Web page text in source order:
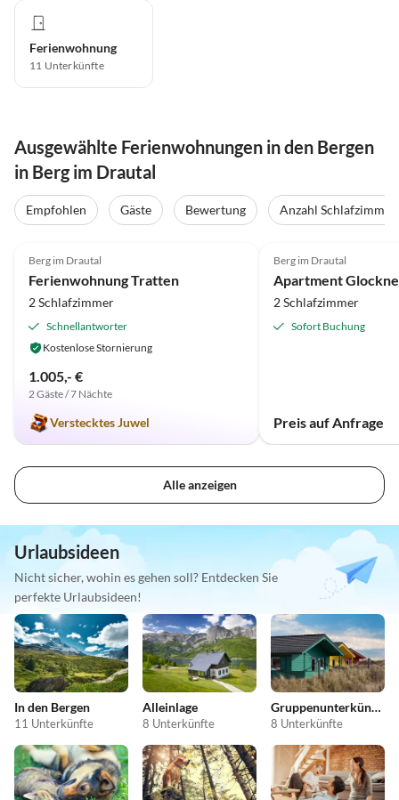
Ferienwohnung
11 Unterkünfte
Ausgewählte Ferienwohnungen in den Bergen
in Berg im Drautal
Empfohlen Gäste Bewertung Anzahl Schlafzimmer
Bergblick
Berg im Drautal
Ferienwohnung Tratten
2 Schlafzimmer
Schnellantworter
Kostenlose Stornierung
1.005,- €
2 Gäste / 7 Nächte
Verstecktes Juwel
Berg im Drautal
Apartment
2 Schlafzimmer
Sofort Buchung
Preis auf Anfrage
Alle anzeigen
Urlaubsideen
Nicht sicher, wohin es gehen soll? Entdecken Sie
perfekte Urlaubsideen!
In den Bergen
11 Unterkünfte
Alleinlage
8 Unterkünfte
Gruppenunterkünfte
8 Unterkünfte